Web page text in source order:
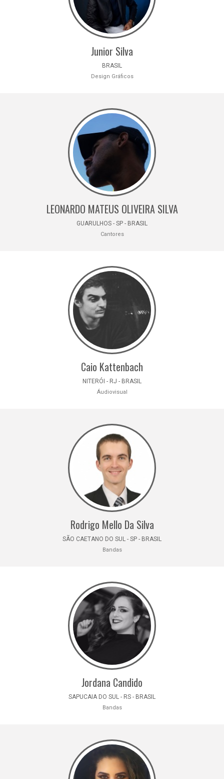
Junior Silva
BRASIL
Design Gráficos
LEONARDO MATEUS OLIVEIRA SILVA
GUARULHOS - SP - BRASIL
Cantores
Caio Kattenbach
NITERÓI - RJ - BRASIL
Áudiovisual
Rodrigo Mello Da Silva
SÃO CAETANO DO SUL - SP - BRASIL
Bandas
Jordana Candido
SAPUCAIA DO SUL - RS - BRASIL
Bandas